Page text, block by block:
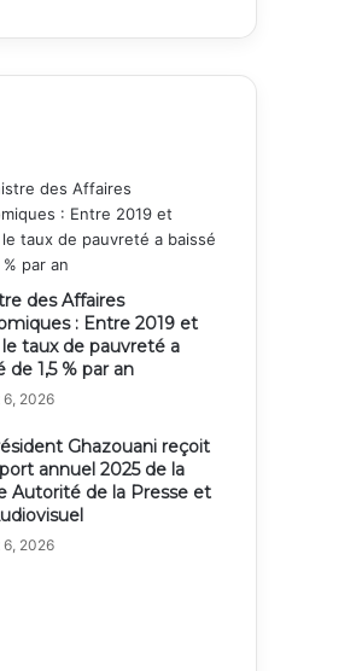
des Affaires
: Entre 2019 et
le taux de pauvreté a
de 1,5 % par an
6, 2026
Ghazouani reçoit
annuel 2025 de la
Autorité de la Presse et
6, 2026